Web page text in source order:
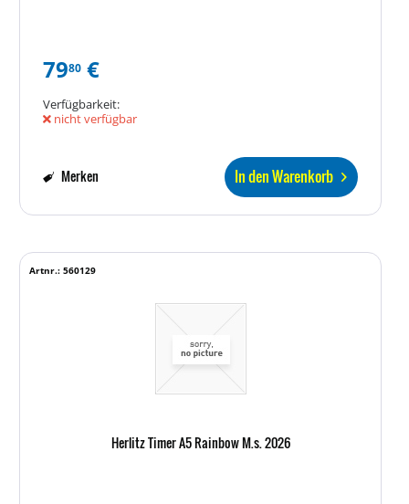
7980 €
Verfügbarkeit:
nicht verfügbar
In den Warenkorb
Merken
Herlitz Timer A5 Rainbow M.s. 2026
Artnr.: 560129